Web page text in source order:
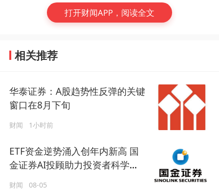
尽管绝对数值相比1、3月份的单月450万户以
上规模差距明显，但较4月的249.13万户环比
日均开户数从4月的11.33万户提升至15.36万
整体情况仍有差距。截至2026年5月末，年内
累计新开户达到1729.76万户，较2025年同
期继续保持较快增长。
资本市场方面，2026年5月A股走势出现明显
分化。沪指在月初延续反弹，月中一度触及42
58.86点的年内新高，但下半月走势承压回
(编辑：隋岳轩)
打开财闻APP，阅读全文
相关推荐
华泰证券：A股趋势性反弹的关键
窗口在8月下旬
财闻 1小时前
ETF资金逆势涌入创年内新高 国
金证券AI投顾助力投资者科学布
财闻 08-05